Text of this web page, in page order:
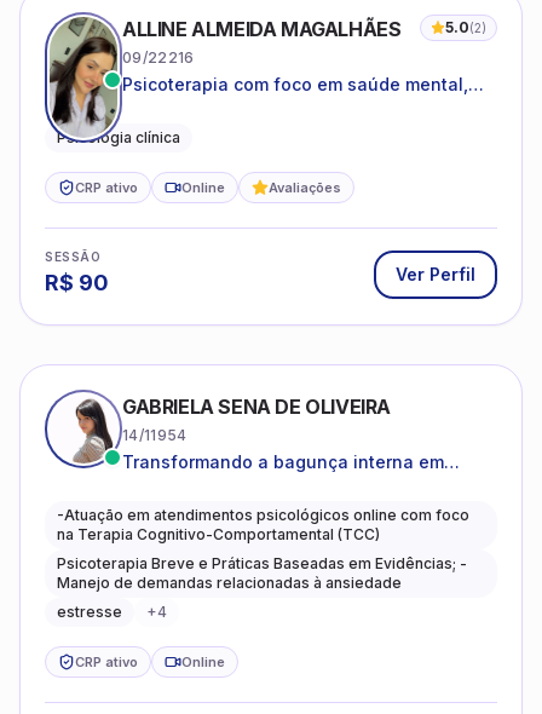
ALLINE ALMEIDA MAGALHÃES 5.0(2)
09/22216
Psicoterapia com foco em saúde mental,
adolescentes e adultos.
Psicologia clínica
CRP ativo Online Avaliações
SESSÃO
R$ 90 Ver Perfil
GABRIELA SENA DE OLIVEIRA
14/11954
Transformando a bagunça interna em
caminhos mais gentis para se viver.
-Atuação em atendimentos psicológicos online com foco
na Terapia Cognitivo-Comportamental (TCC)
Psicoterapia Breve e Práticas Baseadas em Evidências; -
Manejo de demandas relacionadas à ansiedade
estresse
+4
CRP ativo Online